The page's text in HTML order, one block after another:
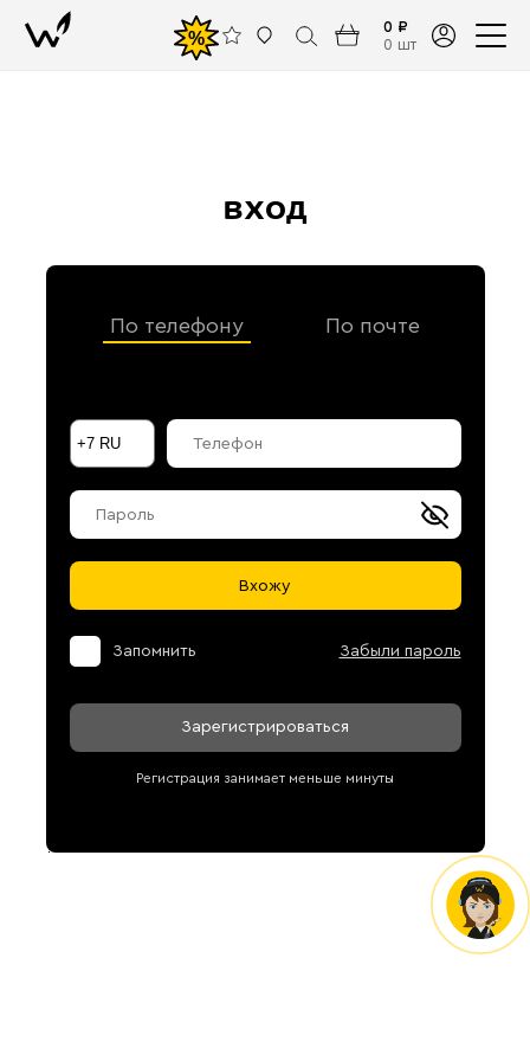
%
0 ₽
0 шт
вход
По телефону По почте
Вхожу
Запомнить Забыли пароль
Зарегистрироваться
Регистрация занимает меньше минуты